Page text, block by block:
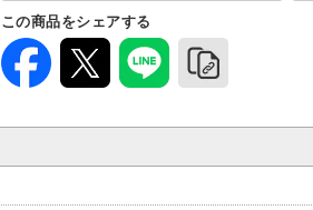
この商品をシェアする